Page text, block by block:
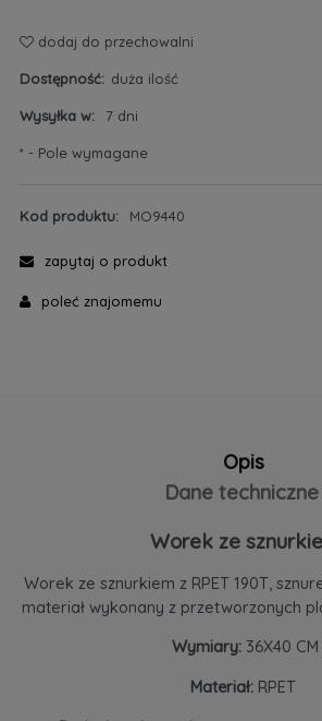
dodaj do przechowalni
Dostępność: duża ilość
Wysyłka w: 7 dni
* - Pole wymagane
Kod produktu: MO9440
zapytaj o produkt
poleć znajomemu
Opis
Dane techniczne
Worek ze
Worek ze sznurkiem z RPET 190T,
materiał wykonany z przetworzonych
Wymiary: 36X40 CM
Materiał: RPET